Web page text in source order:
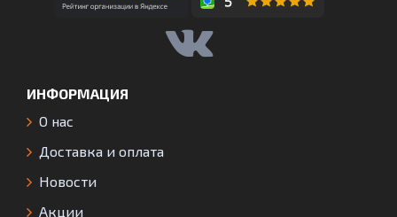
ИНФОРМАЦИЯ
О нас
Доставка и оплата
Новости
Акции